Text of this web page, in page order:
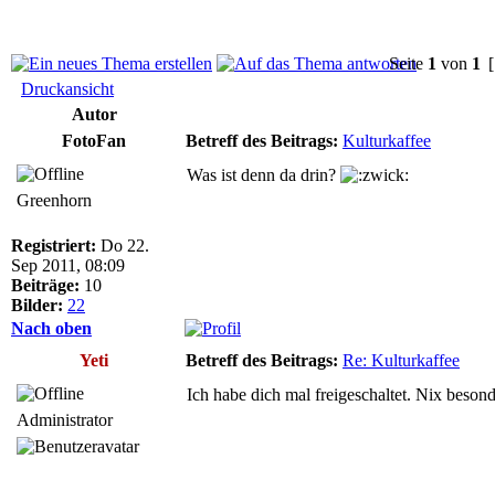
Seite 1 von 1
Druckansicht
Autor
FotoFan
Betreff des Beitrags: Kulturkaffee
Greenhorn
Registriert: Do 22.
Sep 2011, 08:09
Beiträge: 10
Bilder: 22
Was ist denn da drin?
Nach oben
Yeti
Betreff des Beitrags: Re: Kulturkaffee
Administrator
Ich habe dich mal freigeschaltet. Nix